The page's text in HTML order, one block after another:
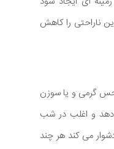
ناراحتی را کاهش
گرمی و یا سوزن
و اغلب در شب
می کند هر چند